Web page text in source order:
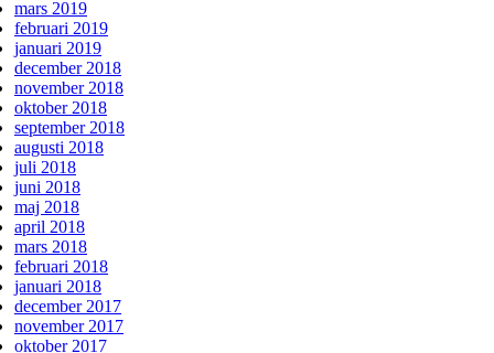
mars 2019
februari 2019
januari 2019
december 2018
november 2018
oktober 2018
september 2018
augusti 2018
juli 2018
juni 2018
maj 2018
april 2018
mars 2018
februari 2018
januari 2018
december 2017
november 2017
oktober 2017